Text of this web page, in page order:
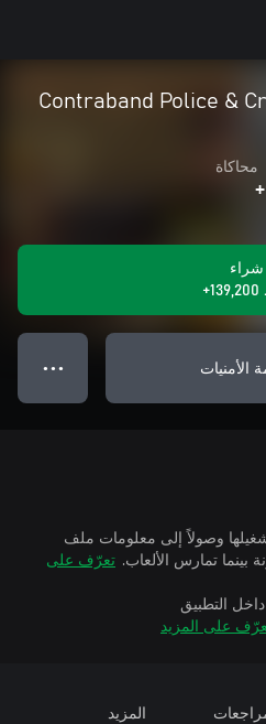
Contraband Police &
محاكاة
شراء
الأمنيات ● ● ●
وصولاً إلى معلومات ملف
تعرّف على
التطبيق
على المزيد
المزيد